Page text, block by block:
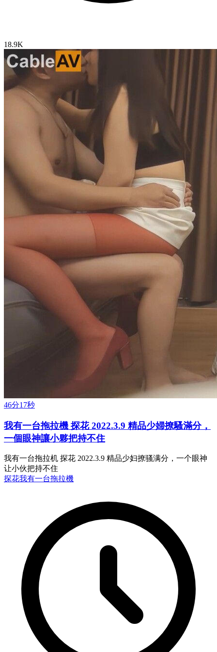
18.9K
46分17秒
我有一台拖拉機 探花 2022.3.9 精品少婦撩騷滿分，
一個眼神讓小夥把持不住
我有一台拖拉机 探花 2022.3.9 精品少妇撩骚满分，一个眼神
让小伙把持不住
探花我有一台拖拉機